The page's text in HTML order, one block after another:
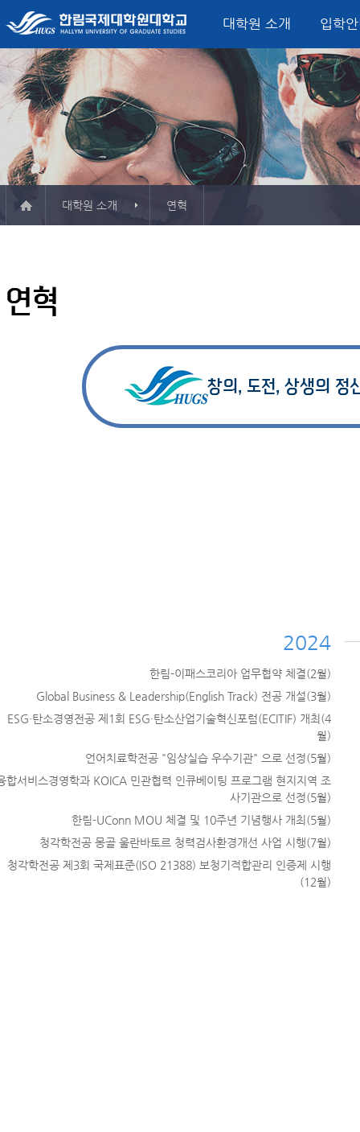
대학원 소개
미션, 비전, 핵심가치 총장 인사말 연혁
결산공고
추경예산공고
등록금심의위원회회의록
입학
입학모집요강
석사학위과정
FAQ
정치외교학과
외교안보전공
한국연구전공
융합서비스경
컨벤션전시이벤트
관광외식경영전공
ESG·탄소경영전공
Major in Global
Track)
글로벌정치‧한국연구소
소개 & 주요활동
자료실
서비스산업정책연구소
소개 & 주요활동
자료실
산학협력단 평생교육원
게시판
학사일정 학사안내
대학원 소식 학사정보시스템 시설
강의
사용
대학원 소개 연혁
연혁
창의, 도전, 상생의 정
2024
한림-이패스코리아 업무협약 체결(2월)
Global Business & Leadership(English Track) 전공 개설(3월)
ESG·탄소경영전공 제1회 ESG·탄소산업기술혁신포럼(ECITIF) 개최(4
월)
언어치료학전공 "임상실습 우수기관" 으로 선정(5월)
합서비스경영학과 KOICA 민관협력 인큐베이팅 프로그램 현지지역 조
사기관으로 선정(5월)
한림-UConn MOU 체결 및 10주년 기념행사 개최(5월)
청각학전공 몽골 울란바토르 청력검사환경개선 사업 시행(7월)
청각학전공 제3회 국제표준(ISO 21388) 보청기적합관리 인증제 시행
(12월)